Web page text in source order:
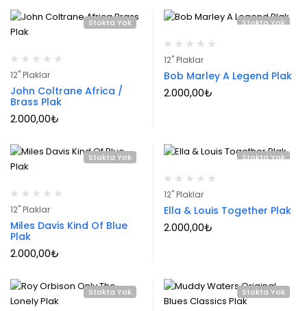
Stokta Yok
12" Plaklar
John Coltrane Africa /
Brass Plak
2.000,00₺
Stokta Yok
12" Plaklar
Bob Marley A Legend Plak
2.000,00₺
Stokta Yok
12" Plaklar
Miles Davis Kind Of Blue
Plak
2.000,00₺
Stokta Yok
12" Plaklar
Ella & Louis Together Plak
2.000,00₺
Stokta Yok Stokta Yok